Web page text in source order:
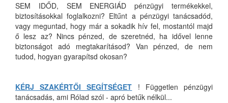
SEM IDŐD, SEM ENERGIÁD pénzügyi termékekkel,
biztosításokkal foglalkozni? Eltűnt a pénzügyi tanácsadód,
vagy meguntad, hogy már a sokadik hív fel, mostantól majd
ő lesz az? Nincs pénzed, de szeretnéd, ha idővel lenne
biztonságot adó megtakarításod? Van pénzed, de nem
tudod, hogyan gyarapítsd okosan?
KÉRJ SZAKÉRTŐI SEGÍTSÉGET ! Független pénzügyi
tanácsadás, ami Rólad szól - apró betűk nélkül...